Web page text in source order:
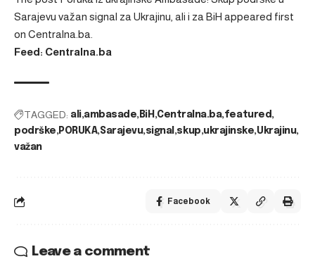
Sarajevu važan signal za Ukrajinu, ali i za BiH appeared first
on Centralna.ba
Feed: Centralna.ba
TAGGED: ali ambasade BiH Centralna.ba featured
podrške PORUKA Sarajevu signal skup ukrajinske Ukrajinu
važan
Facebook
Leave a comment